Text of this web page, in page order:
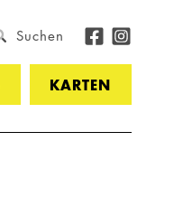
Suchen
KARTEN